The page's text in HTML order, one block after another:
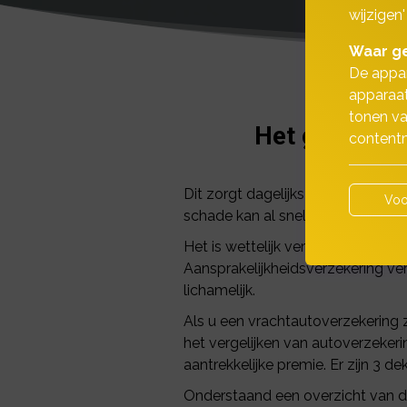
Het
Dit zorgt dagelijks voor
schade kan al snel in de
Het is wettelijk verplicht om u te
Aansprakelijkheidsverzekering
lichamelijk.
Als u een vrachtautoverzekering
het vergelijken van
aantrekkelijke premie. Er zijn 3
Onderstaand een overzicht van
Waar
De
tonen